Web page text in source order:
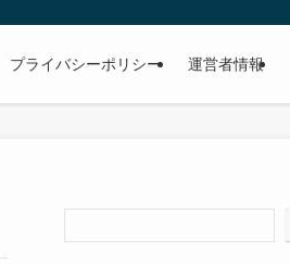
プライバシーポリシー 運営者情報